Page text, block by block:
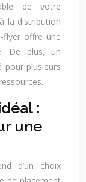
de votre
la distribution
flyer offre une
De plus, un
pour plusieurs
:
une
d’un choix